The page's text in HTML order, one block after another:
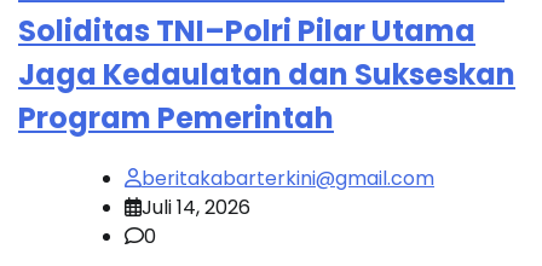
Soliditas TNI–Polri Pilar Utama
Jaga Kedaulatan dan Sukseskan
Program Pemerintah
beritakabarterkini@gmail.com
Juli 14, 2026
0